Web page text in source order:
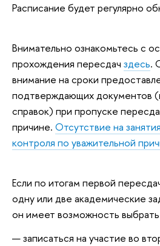
Расписание будет регулярно
Внимательно ознакомьтесь с
прохождения пересдач здесь.
внимание на сроки
подтверждающих документов
справок) при пропуске
причине. Отсутствие на
контроля по уважительной
Если по итогам первой
одну или две академические
он имеет возможность
записаться на участие во